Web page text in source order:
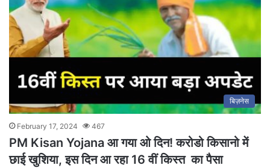
बिज़नेस
February 17, 2024 467
PM Kisan Yojana आ गया ओ दिन! करोडो किसानो में
छाई खुशिया, इस दिन आ रहा 16 वीं किस्त का पैसा